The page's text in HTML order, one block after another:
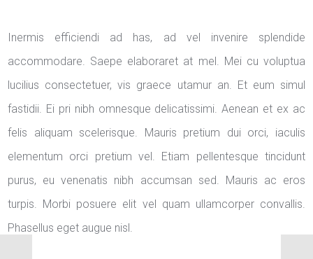
Inermis efficiendi ad has, ad vel invenire splendide
accommodare. Saepe elaboraret at mel. Mei cu voluptua
lucilius consectetuer, vis graece utamur an. Et eum simul
fastidii. Ei pri nibh omnesque delicatissimi. Aenean et ex ac
felis aliquam scelerisque. Mauris pretium dui orci, iaculis
elementum orci pretium vel. Etiam pellentesque tincidunt
purus, eu venenatis nibh accumsan sed. Mauris ac eros
turpis. Morbi posuere elit vel quam ullamcorper convallis.
Phasellus eget augue nisl.